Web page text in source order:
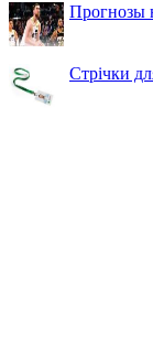
Прогнозы
Стрічки